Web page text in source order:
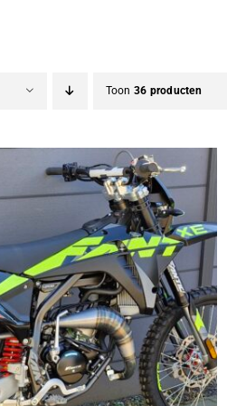
Toon 36 producten